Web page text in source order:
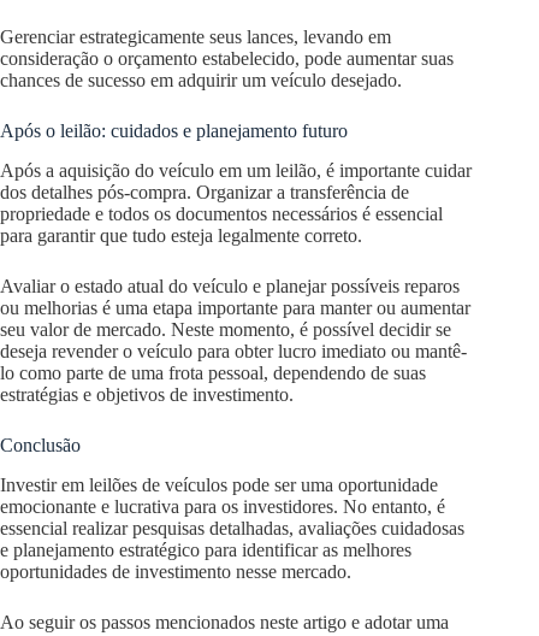
Gerenciar estrategicamente seus lances, levando em
consideração o orçamento estabelecido, pode aumentar suas
chances de sucesso em adquirir um veículo desejado.
Após o leilão: cuidados e planejamento futuro
Após a aquisição do veículo em um leilão, é importante cuidar
dos detalhes pós-compra. Organizar a transferência de
propriedade e todos os documentos necessários é essencial
para garantir que tudo esteja legalmente correto.
Avaliar o estado atual do veículo e planejar possíveis reparos
ou melhorias é uma etapa importante para manter ou aumentar
seu valor de mercado. Neste momento, é possível decidir se
deseja revender o veículo para obter lucro imediato ou mantê-
lo como parte de uma frota pessoal, dependendo de suas
estratégias e objetivos de investimento.
Conclusão
Investir em leilões de veículos pode ser uma oportunidade
emocionante e lucrativa para os investidores. No entanto, é
essencial realizar pesquisas detalhadas, avaliações cuidadosas
e planejamento estratégico para identificar as melhores
oportunidades de investimento nesse mercado.
Ao seguir os passos mencionados neste artigo e adotar uma